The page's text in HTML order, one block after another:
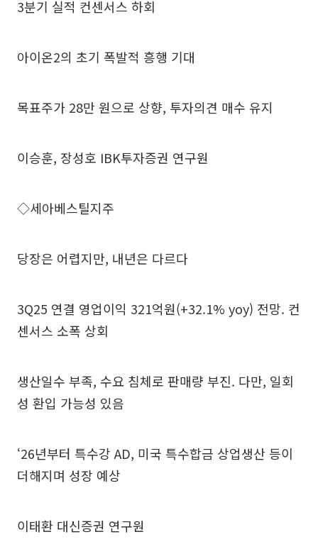
3분기 실적 컨센서스 하회
아이온2의 초기 폭발적 흥행 기대
목표주가 28만 원으로 상향, 투자의견 매수 유지
이승훈, 장성호 IBK투자증권 연구원
◇세아베스틸지주
당장은 어렵지만, 내년은 다르다
3Q25 연결 영업이익 321억원(+32.1% yoy) 전망. 컨
센서스 소폭 상회
생산일수 부족, 수요 침체로 판매량 부진. 다만, 일회
성 환입 가능성 있음
‘26년부터 특수강 AD, 미국 특수합금 상업생산 등이
더해지며 성장 예상
이태환 대신증권 연구원